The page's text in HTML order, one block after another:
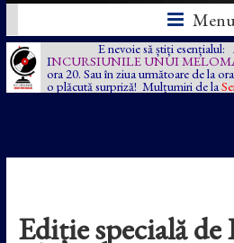
E nevoie să știți
INCURSIUNILE UNUI
ora 20. Sau în ziua următoare de la
o plăcută surpriză! Mulțumiri de la
Ediție specială de